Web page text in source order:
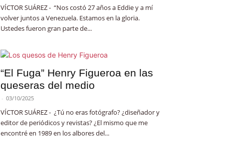
VÍCTOR SUÁREZ - “Nos costó 27 años a Eddie y a mí
volver juntos a Venezuela. Estamos en la gloria.
Ustedes fueron gran parte de...
“El Fuga” Henry Figueroa en las
queseras del medio
- 03/10/2025
VÍCTOR SUÁREZ - ¿Tú no eras fotógrafo? ¿diseñador y
editor de periódicos y revistas? ¿El mismo que me
encontré en 1989 en los albores del...